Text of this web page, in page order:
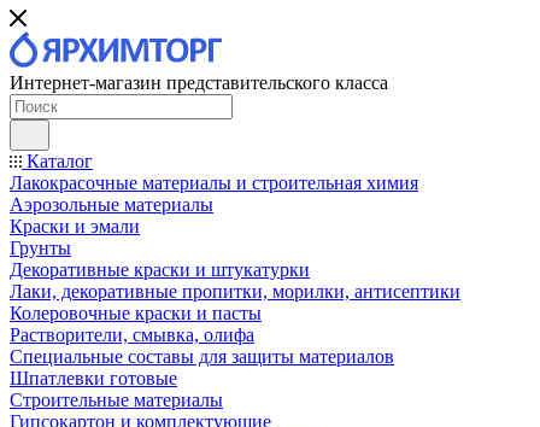
Интернет-магазин представительского класса
Каталог
Лакокрасочные материалы и строительная химия
Аэрозольные материалы
Краски и эмали
Грунты
Декоративные краски и штукатурки
Лаки, декоративные пропитки, морилки, антисептики
Колеровочные краски и пасты
Растворители, смывка, олифа
Специальные составы для защиты материалов
Шпатлевки готовые
Строительные материалы
Гипсокартон и комплектующие